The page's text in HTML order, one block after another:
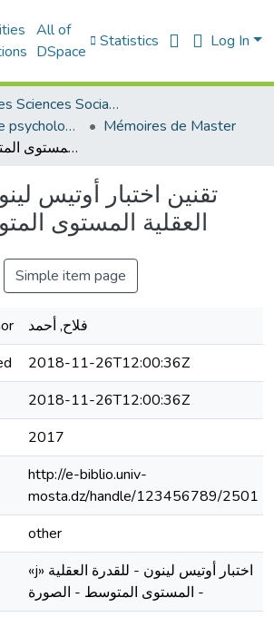
All of
DSpace
Statistics Log In
Faculté des Sciences Sociales
Département de psychologie
Mémoires de Master
«j» تقنين اختبار أوتيس لينون للقدرة العقلية المستوى المتوسط الصورة
العقلية المستوى
Simple item page
فلاح, أحمد
2018-11-26T12:00:36Z
2018-11-26T12:00:36Z
2017
http://e-biblio.univ-
mosta.dz/handle/123456789/2501
other
«j» اختبار أوتيس لينون - للقدرة العقلية
- المستوى المتوسط - الصورة